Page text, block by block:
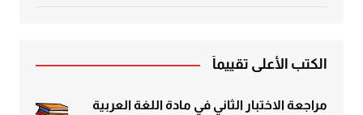
الكتب الأعلى تقييماً
مراجعة الاختبار الثاني في مادة اللغة العربية